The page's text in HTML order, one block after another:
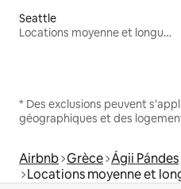
Seattle
Locations moyenne et longue durée
* Des exclusions peuvent
géographiques et des
Airbnb Grèce Ágii Pándes
Locations moyenne et